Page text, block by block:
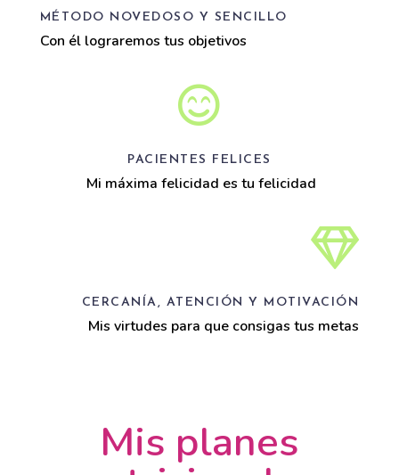
MÉTODO NOVEDOSO Y SENCILLO
Con él lograremos tus objetivos

PACIENTES FELICES
Mi máxima felicidad es tu felicidad

CERCANÍA, ATENCIÓN Y MOTIVACIÓN
Mis virtudes para que consigas tus metas
Mis planes